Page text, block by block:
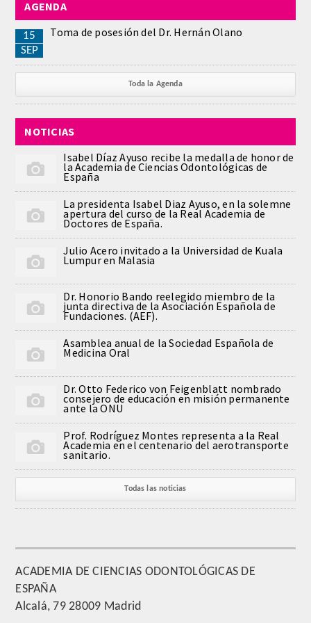
REGLAMENTO
ACADEMICOS
CIENCIAS BASICAS MEDICAS
AFINES A LA ODONTOLOGIA
HUMANIDADES Y CIENCIAS
MEDICO-JURIDICAS
PREVENCION,PROMOCION DE LA
SALUD Y GESTION NUEVAS
ESTOMATOLOGIA MEDICO-
ODONTOLOGIA CONSERVADORA
ORTOGNATIA
NÚMERO
Número de Medalla
SUPERNUMERARIOS
HONOR
AGENDA
15
SEP
Toma de posesión del Dr. Hernán Olano
Toda la Agenda
NOTICIAS
Isabel Díaz Ayuso recibe la medalla de honor de
la Academia de Ciencias Odontológicas de
España
La presidenta Isabel Diaz Ayuso, en la solemne
apertura del curso de la Real Academia de
Doctores de España.
Julio Acero invitado a la Universidad de Kuala
Lumpur en Malasia
Dr. Honorio Bando reelegido miembro de la
junta directiva de la Asociación Española de
Fundaciones. (AEF).
Asamblea anual de la Sociedad Española de
Medicina Oral
Dr. Otto Federico von Feigenblatt nombrado
consejero de educación en misión permanente
ante la ONU
Prof. Rodríguez Montes representa a la Real
Academia en el centenario del aerotransporte
sanitario.
Todas las noticias
ACADEMIA DE CIENCIAS ODONTOLÓGICAS DE
ESPAÑA
Alcalá, 79 28009 Madrid